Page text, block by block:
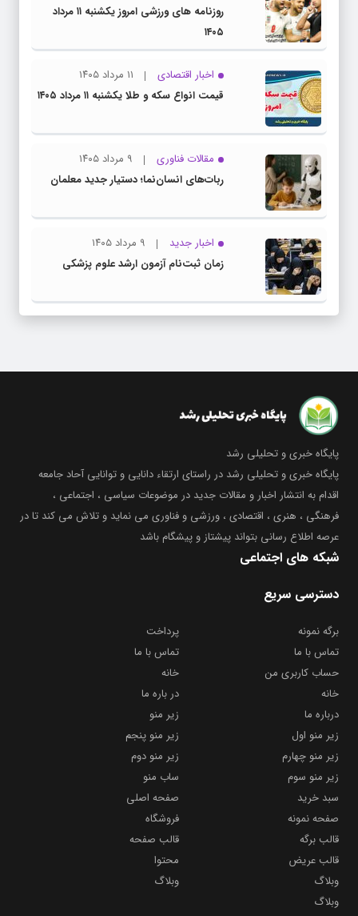
روزنامه های ورزشی امروز یکشنبه ۱۱ مرداد
۱۴۰۵
اخبار اقتصادی
۱۱ مرداد ۱۴۰۵
قیمت انواع سکه و طلا یکشنبه ۱۱ مرداد ۱۴۰۵
مقالات فناوری
۹ مرداد ۱۴۰۵
ربات‌های انسان‌نما؛ دستیار جدید معلمان
اخبار جدید
۹ مرداد ۱۴۰۵
زمان ثبت‌نام آزمون ارشد علوم پزشکی
پایگاه خبری و تحلیلی رشد
پایگاه خبری و تحلیلی رشد در راستای ارتقاء دانایی و توانایی آحاد جامعه
اقدام به انتشار اخبار و مقالات جدید در موضوعات سیاسی ، اجتماعی ،
فرهنگی ، هنری ، اقتصادی ، ورزشی و فناوری می نماید و تلاش می کند تا در
عرصه اطلاع رسانی بتواند پیشتاز و پیشگام باشد
شبکه های اجتماعی
دسترسی سریع
برگه نمونه
پرداخت
تماس با ما
تماس با ما
حساب کاربری من
خانه
خانه
در باره ما
درباره ما
زیر منو
زیر منو اول
زیر منو پنجم
زیر منو چهارم
زیر منو دوم
زیر منو سوم
ساب منو
سبد خرید
صفحه اصلی
صفحه نمونه
فروشگاه
قالب برگه
قالب صفحه
قالب عریض
محتوا
وبلاگ
وبلاگ
وبلاگ